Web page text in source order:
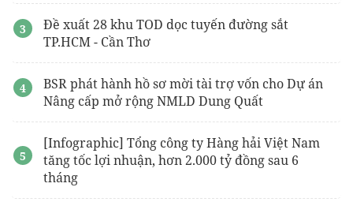
Đề xuất 28 khu TOD dọc tuyến đường sắt
TP.HCM - Cần Thơ
BSR phát hành hồ sơ mời tài trợ vốn cho Dự án
Nâng cấp mở rộng NMLD Dung Quất
[Infographic] Tổng công ty Hàng hải Việt Nam
tăng tốc lợi nhuận, hơn 2.000 tỷ đồng sau 6
tháng